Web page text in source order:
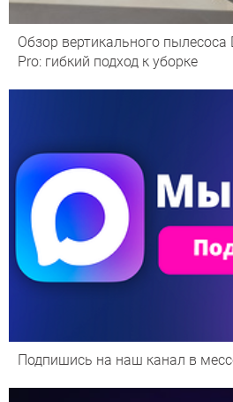
Обзор вертикального пылесоса
Pro: гибкий подход к уборке
Подпишись на наш канал в